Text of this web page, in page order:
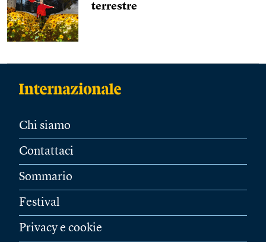
terrestre
Chi siamo
Contattaci
Sommario
Festival
Privacy e cookie